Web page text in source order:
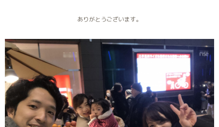
ありがとうございます。